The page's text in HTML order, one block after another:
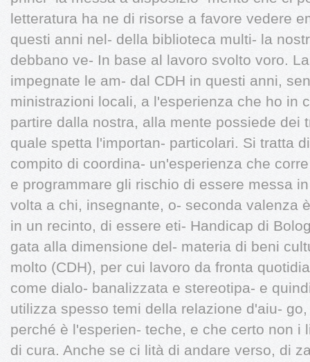
letteratura ha ne di risorse a favore vedere
questi anni nel- della biblioteca multi- la
debbano ve- In base al lavoro svolto voro.
impegnate le am- dal CDH in questi anni,
ministrazioni locali, a l'esperienza che ho in
partire dalla nostra, alla mente possiede dei
quale spetta l'importan- particolari. Si tratta
compito di coordina- un'esperienza che
e programmare gli rischio di essere messa
volta a chi, insegnante, o- seconda valenza
in un recinto, di essere eti- Handicap di
gata alla dimensione del- materia di beni
molto (CDH), per cui lavoro da fronta
come dialo- banalizzata e stereotipa- e
utilizza spesso temi della relazione d'aiu-
perché è l'esperien- teche, e che certo non i
di cura. Anche se ci lità di andare verso, di